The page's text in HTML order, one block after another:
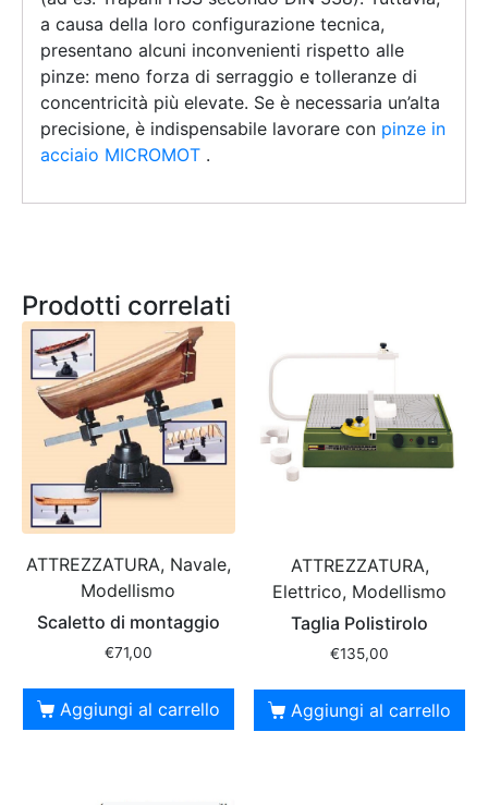
a causa della loro configurazione tecnica,
presentano alcuni inconvenienti rispetto alle
pinze: meno forza di serraggio e tolleranze di
concentricità più elevate. Se è necessaria un’alta
precisione, è indispensabile lavorare con pinze in
acciaio MICROMOT .
Prodotti correlati
ATTREZZATURA, Navale,
Modellismo
Scaletto di montaggio
€71,00
Aggiungi al carrello
ATTREZZATURA,
Elettrico, Modellismo
Taglia Polistirolo
€135,00
Aggiungi al carrello